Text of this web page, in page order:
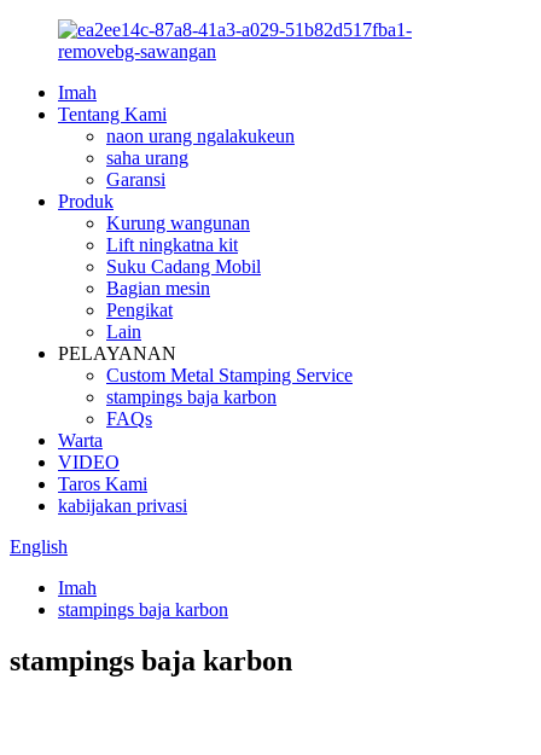
Imah
Tentang Kami
naon urang ngalakukeun
saha urang
Garansi
Produk
Kurung wangunan
Lift ningkatna kit
Suku Cadang Mobil
Bagian mesin
Pengikat
Lain
PELAYANAN
Custom Metal Stamping Service
stampings baja karbon
FAQs
Warta
VIDEO
Taros Kami
kabijakan privasi
English
Imah
stampings baja karbon
stampings baja karbon